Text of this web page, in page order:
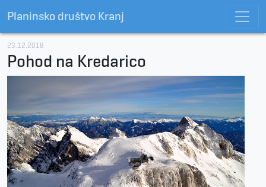
Planinsko društvo Kranj
23.12.2018
Pohod na Kredarico